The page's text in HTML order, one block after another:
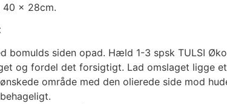
40 x 28cm.
bomulds siden opad. Hæld 1-3 spsk TULSI
og fordel det forsigtigt. Lad omslaget ligge
område med den olierede side mod